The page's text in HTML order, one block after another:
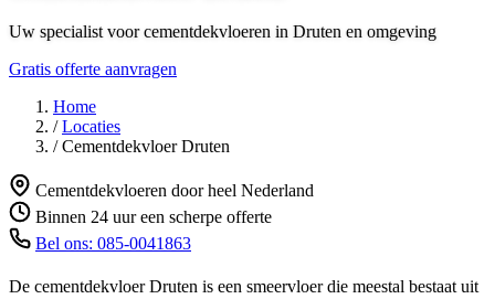
Uw specialist voor cementdekvloeren in Druten en omgeving
Gratis offerte aanvragen
Home
/ Locaties
/ Cementdekvloer Druten
Cementdekvloeren door heel Nederland
Binnen 24 uur een scherpe offerte
Bel ons: 085-0041863
De cementdekvloer Druten is een smeervloer die meestal bestaat uit